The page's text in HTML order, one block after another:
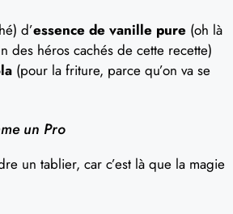
d’essence de vanille pure (oh là
des héros cachés de cette recette)
(pour la friture, parce qu’on va se
un Pro
un tablier, car c’est là que la magie